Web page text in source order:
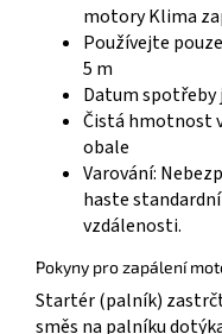
motory Klima
Používejte
5 m
Datum spotřeby
Čistá hmotnost
obale
Varování:
haste
vzdálenosti.
Pokyny pro zapálení
Startér (palník)
směs na palníku